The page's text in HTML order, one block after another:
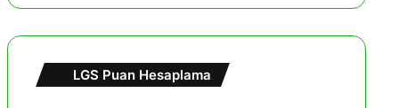
LGS Puan Hesaplama